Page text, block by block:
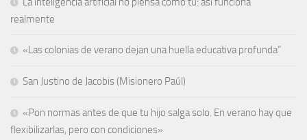
realmente
«Las colonias de verano dejan una huella educativa profunda”
San Justino de Jacobis (Misionero Paúl)
«Pon normas antes de que tu hijo salga solo. En verano hay que
flexibilizarlas, pero con condiciones»